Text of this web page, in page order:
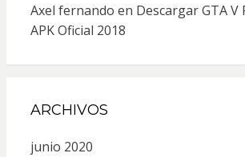
Axel fernando en Descargar GTA V
APK Oficial 2018
ARCHIVOS
junio 2020